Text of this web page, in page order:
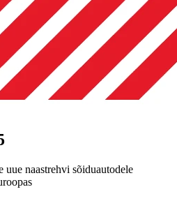
naastrehvi sõiduautodele